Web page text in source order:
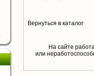
Вернуться в каталог
На сайте
или